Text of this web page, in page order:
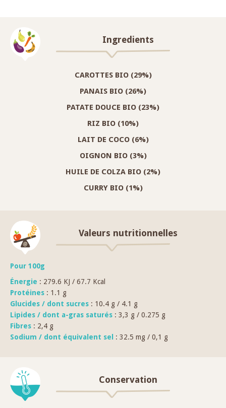
Ingredients
CAROTTES BIO (29%)
PANAIS BIO (26%)
PATATE DOUCE BIO (23%)
RIZ BIO (10%)
LAIT DE COCO (6%)
OIGNON BIO (3%)
HUILE DE COLZA BIO (2%)
CURRY BIO (1%)
Valeurs nutritionnelles
Pour 100g
Énergie : 279.6 KJ / 67.7 Kcal
Protéines : 1.1 g
Glucides / dont sucres : 10.4 g / 4.1 g
Lipides / dont a-gras saturés : 3,3 g / 0.275 g
Fibres : 2,4 g
Sodium / dont équivalent sel
: 32.5 mg / 0,1 g
Conservation